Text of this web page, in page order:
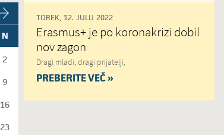
N
2
9
16
23
TOREK, 12. JULIJ 2022
Erasmus+ je po koronakrizi dobil
nov zagon
Dragi mladi, dragi prijatelji,
PREBERITE VEČ »